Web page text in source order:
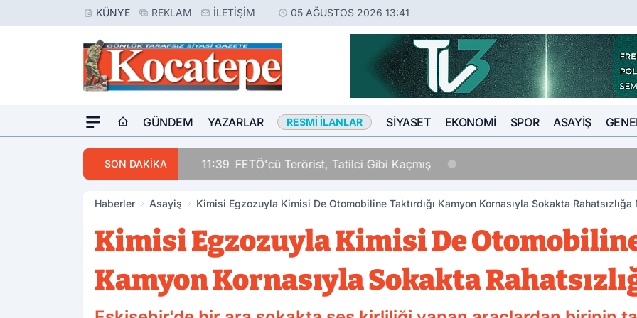
KÜNYE REKLAM İLETIŞIM 05 AĞUSTOS 2026 13:41
GÜNDEM YAZARLAR RESMI İLANLAR SIYASET EKONOMI SPOR ASAYIŞ
SON DAKİKA 11:39 FETÖ'cü Terörist, Tatilci Gibi Kaçmış
Haberler Asayiş Kimisi Egzozuyla Kimisi De Otomobiline Taktırdığı Kamyon Kornasıyla Sokakta
Kimisi Egzozuyla Kimisi De
Kamyon Kornasıyla Sokakta